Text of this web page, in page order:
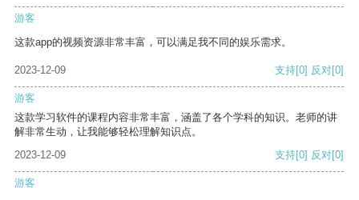
游客
这款app的视频资源非常丰富，可以满足我不同的娱乐需求。
2023-12-09 支持[0] 反对[0]
游客
这款学习软件的课程内容非常丰富，涵盖了各个学科的知识。老师的讲
解非常生动，让我能够轻松理解知识点。
2023-12-09
支持[0] 反对[0]
游客